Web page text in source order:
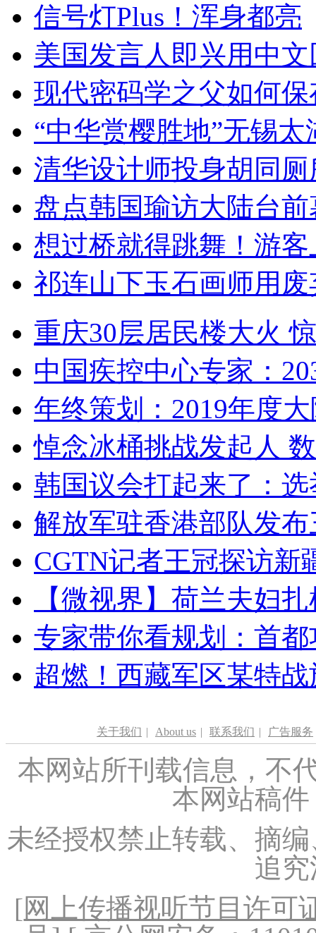
信号灯Plus！浑身都亮
美国发言人即兴用中
现代密码学之父如何
“中华赏樱胜地”无锡
清华设计师投身胡同
盘点韩国瑜访大陆台
想过桥就得跳舞！游客
祁连山下玉石画师用
重庆30层居民楼大火
中国疾控中心专家：
年终策划：2019年度
悼念冰桶挑战发起人
韩国议会打起来了：
解放军驻香港部队发
CGTN记者王冠探访新
【微视界】荷兰夫妇
专家带你看规划：首
超燃！西藏军区某特
关于我们 | About us | 联系我们 | 广告服务
本网站所刊载信息，不
本网站稿
未经授权禁止转载、摘
追
[网上传播视听节目许可